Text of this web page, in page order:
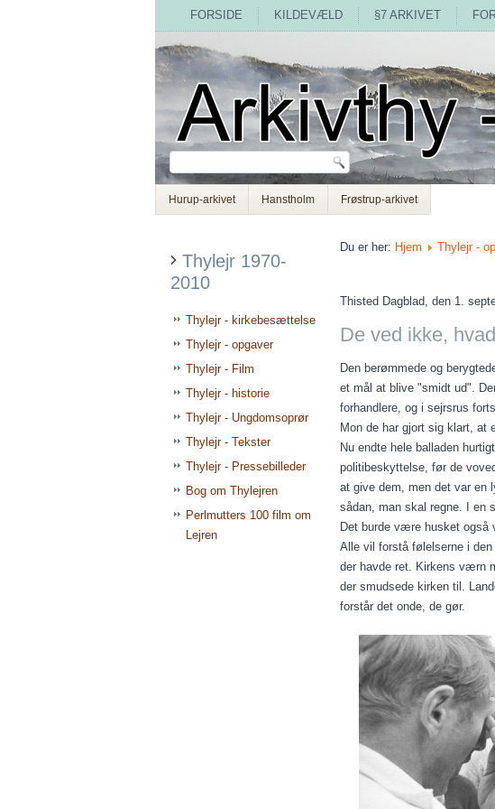
FORSIDE KILDEVÆLD §7 ARKIVET
Hurup-arkivet Hanstholm Frøstrup-arkivet
Thylejr 1970-
2010
Thylejr - kirkebesættelse
Thylejr - opgaver
Thylejr - Film
Thylejr - historie
Thylejr - Ungdomsoprør
Thylejr - Tekster
Thylejr - Pressebilleder
Bog om Thylejren
Perlmutters 100 film om
Lejren
Du er her: Hjem Thylejr -
Thisted Dagblad, den 1.
De ved ikke,
Den berømmede og
et mål at blive "smidt ud".
forhandlere, og i sejrsrus
Mon de har gjort sig klart,
Nu endte hele balladen
politibeskyttelse, før de
at give dem, men det var en
sådan, man skal regne. I en
Det burde være husket også
Alle vil forstå følelserne i
der havde ret. Kirkens værn
der smudsede kirken til.
forstår det onde, de gør.